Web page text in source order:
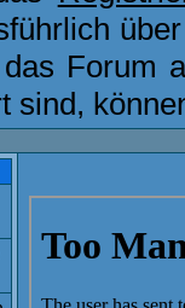
Forum
sind,